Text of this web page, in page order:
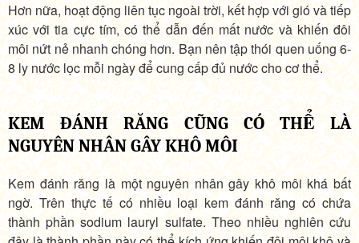
Hơn nữa, hoạt động liên tục ngoài trời, kết hợp với gió và tiếp
xúc với tia cực tím, có thể dẫn đến mất nước và khiến đôi
môi nứt nẻ nhanh chóng hơn. Bạn nên tập thói quen uống 6-
8 ly nước lọc mỗi ngày để cung cấp đủ nước cho cơ thể.
KEM ĐÁNH RĂNG CŨNG CÓ THỂ LÀ
NGUYÊN NHÂN GÂY KHÔ MÔI
Kem đánh răng là một nguyên nhân gây khô môi khá bất
ngờ. Trên thực tế có nhiều loại kem đánh răng có chứa
thành phần sodium lauryl sulfate. Theo nhiều nghiên cứu